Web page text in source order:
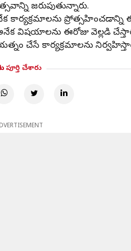
జరుపుతున్నారు.
ప్రోత్సహించడాన్ని
విషయాలను ఈరోజు వెల్లడి
చేసే కార్యక్రమాలను
పూర్తి చేశారు